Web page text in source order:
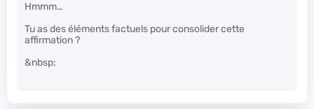
Hmmm…
Tu as des éléments factuels pour consolider cette
affirmation ?
&nbsp;